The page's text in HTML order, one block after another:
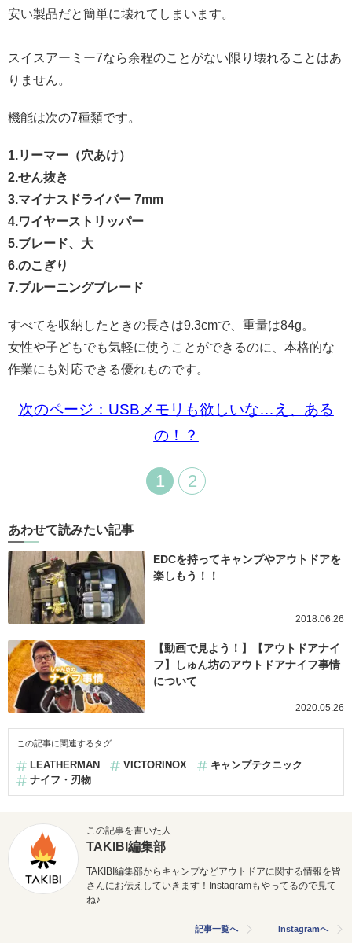
安い製品だと簡単に壊れてしまいます。
スイスアーミー7なら余程のことがない限り壊れることはあ
りません。
機能は次の7種類です。
1.リーマー（穴あけ）
2.せん抜き
3.マイナスドライバー 7mm
4.ワイヤーストリッパー
5.ブレード、大
6.のこぎり
7.プルーニングブレード
すべてを収納したときの長さは9.3cmで、重量は84g。
女性や子どもでも気軽に使うことができるのに、本格的な
作業にも対応できる優れものです。
次のページ：USBメモリも欲しいな…え、ある
の！？
1 2
あわせて読みたい記事
EDCを持ってキャンプやアウトドアを
楽しもう！！
2018.06.26
【動画で見よう！】【アウトドアナイ
フ】しゅん坊のアウトドアナイフ事情
について
2020.05.26
この記事に関連するタグ
LEATHERMAN VICTORINOX
キャンプテクニック
ナイフ・刃物
この記事を書いた人
TAKIBI編集部
TAKIBI編集部からキャンプなどアウトドアに関する情報を皆
さんにお伝えしていきます！Instagramもやってるので見て
ね♪
記事一覧へ Instagramへ